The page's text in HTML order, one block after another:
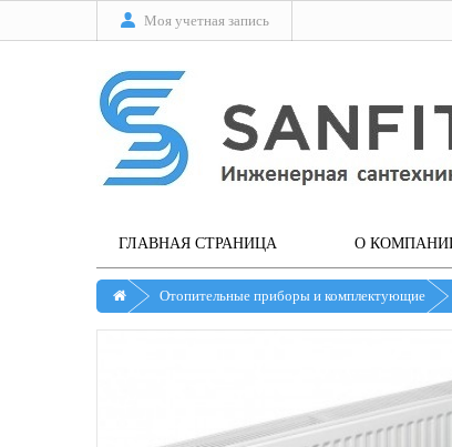
Моя учетная запись
ГЛАВНАЯ СТРАНИЦА О
Отопительные приборы и комплектующие